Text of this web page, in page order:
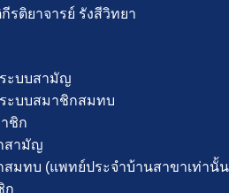
รติยาจารย์ รังสีวิทยา
ะบบสามัญ
ะบบสมาชิกสมทบ
ชิก
สามัญ
มทบ (แพทย์ประจำบ้านสาขาเท่านั้
ก